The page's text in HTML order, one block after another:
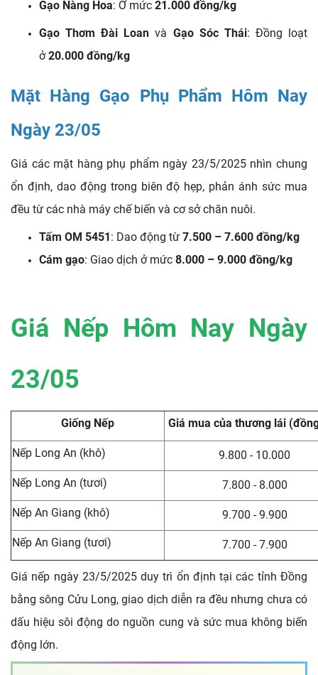
Gạo Nàng Hoa: Ở mức 21.000 đồng/kg
Gạo Thơm Đài Loan và Gạo Sóc Thái: Đồng loạt
ở20.000 đồng/kg
Mặt Hàng Gạo Phụ Phẩm Hôm Nay
Ngày 23/05
Giá các mặt hàng phụ phẩm ngày 23/5/2025 nhìn chung
ổn định, dao động trong biên độ hẹp, phản ánh sức mua
đều từ các nhà máy chế biến và cơ sở chăn nuôi.
Tấm OM 5451: Dao động từ 7.500 – 7.600 đồng/kg
Cám gạo: Giao dịch ở mức 8.000 – 9.000 đồng/kg
Giá Nếp Hôm Nay Ngày
23/05
Giống Nếp Giá mua của thương lái
Nếp Long An (khô) 9.800 - 10.000
Nếp Long An (tươi) 7.800 - 8.000
Nếp An Giang (khô) 9.700 - 9.900
Nếp An Giang (tươi) 7.700 - 7.900
Giá nếp ngày 23/5/2025 duy trì ổn định tại các tỉnh Đồng
bằng sông Cửu Long, giao dịch diễn ra đều nhưng chưa có
dấu hiệu sôi động do nguồn cung và sức mua không biến
động lớn.